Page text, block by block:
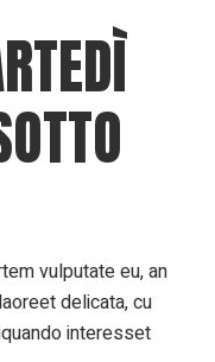
vulputate eu, an
delicata, cu
interesset